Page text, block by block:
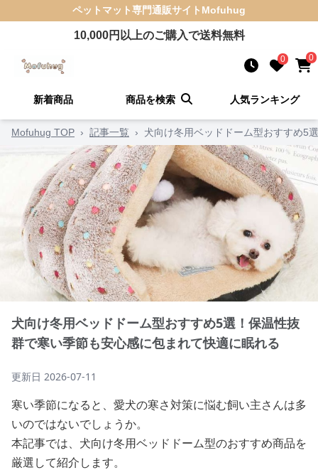
ペットマット専門通販サイト Mofuhug
10,000円以上のご購入で送料無料
0 0
新着商品 商品を検索 人気ランキング
Mofuhug TOP › 記事一覧 › 犬向け冬用ベッドドーム型おすすめ5
犬向け冬用ベッドドーム型おすすめ5選！保温性抜
群で寒い季節も安心感に包まれて快適に眠れる
更新日 2026-07-11
寒い季節になると、愛犬の寒さ対策に悩む飼い主さんは多
いのではないでしょうか。
本記事では、犬向け冬用ベッドドーム型のおすすめ商品を
厳選して紹介します。